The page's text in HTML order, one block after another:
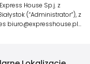
House Sp.j. z
(“Administrator”), z
biuro@expresshouse.pl…